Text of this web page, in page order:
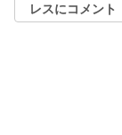
レスにコメント